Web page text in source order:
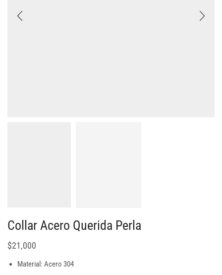
Collar Acero Querida Perla
$21,000
Material: Acero 304